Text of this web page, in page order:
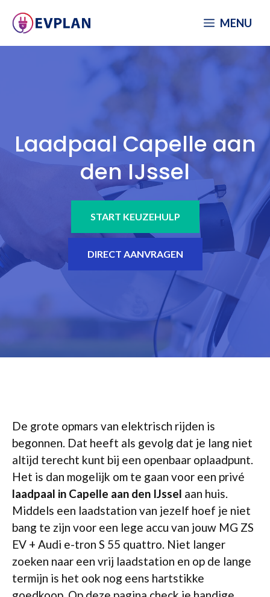
naar
MENU
Laadpaal Capelle aan
den IJssel
START KEUZEHULP
DIRECT AANVRAGEN
De grote opmars van elektrisch rijden is
begonnen. Dat heeft als gevolg dat je lang niet
altijd terecht kunt bij een openbaar oplaadpunt.
Het is dan mogelijk om te gaan voor een privé
laadpaal in Capelle aan den IJssel aan huis.
Middels een laadstation van jezelf hoef je niet
bang te zijn voor een lege accu van jouw MG ZS
EV + Audi e-tron S 55 quattro. Niet langer
zoeken naar een vrij laadstation en op de lange
termijn is het ook nog eens hartstikke